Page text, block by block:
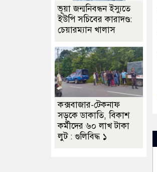
ভূয়া জন্মনিবন্ধন ইস্যুতে
ইউপি সচিবের কারাদণ্ড:
চেয়ারম্যান খালাস
কক্সবাজার-টেকনাফ
সড়কে ডাকাতি, বিকাশ
কর্মীদের ৬০ লাখ টাকা
লুট : গুলিবিদ্ধ ১